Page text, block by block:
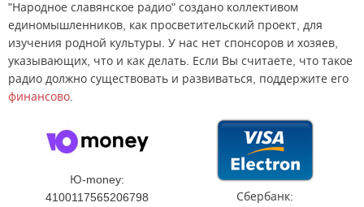
"Народное славянское радио" создано коллективом
единомышленников, как просветительский проект, для
изучения родной культуры. У нас нет спонсоров и хозяев,
указывающих, что и как делать. Если Вы считаете, что такое
радио должно существовать и развиваться, поддержите его
финансово.
Ю-money:
4100117565206798
Сбербанк: